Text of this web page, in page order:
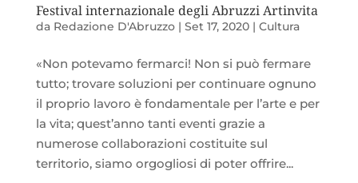
Festival internazionale degli Abruzzi Artinvita
da Redazione D'Abruzzo| Set 17, 2020| Cultura
«Non potevamo fermarci! Non si può fermare
tutto; trovare soluzioni per continuare ognuno
il proprio lavoro è fondamentale per l’arte e per
la vita; quest’anno tanti eventi grazie a
numerose collaborazioni costituite sul
territorio, siamo orgogliosi di poter offrire...